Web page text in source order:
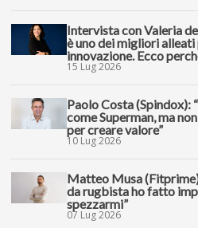
Intervista con Valeria de
è uno dei migliori alleati
innovazione. Ecco
15 Lug 2026
Paolo Costa (Spindox):
come Superman, ma
per creare valore”
10 Lug 2026
Matteo Musa
da rugbista ho fatto
spezzarmi”
07 Lug 2026